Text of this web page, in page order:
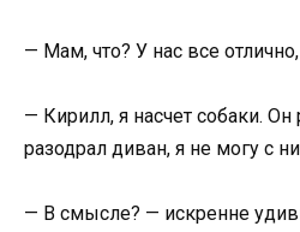
— Мам, что? У нас все
— Кирилл, я насчет собаки. Он
разодрал диван, я не могу с
— В смысле? — искренне